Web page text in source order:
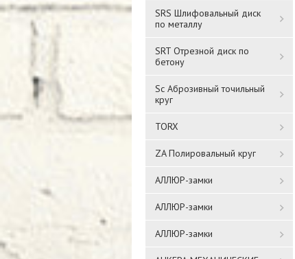
SRS Шлифовальный диск
по металлу
SRT Отрезной диск по
бетону
Sc Аброзивный точильный
круг
TORX
ZA Полировальный круг
АЛЛЮР-замки
АЛЛЮР-замки
АЛЛЮР-замки